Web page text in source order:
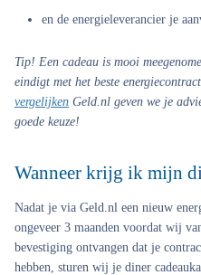
en de energieleverancier je
Tip! Een cadeau is mooi
eindigt met het beste
vergelijken Geld.nl geven we je
goede keuze!
Wanneer krijg ik mijn
Nadat je via Geld.nl een nieuw
ongeveer 3 maanden voordat wij
bevestiging ontvangen dat je
hebben, sturen wij je diner